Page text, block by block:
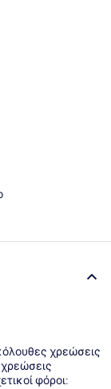
χρεώσεις
φόροι: